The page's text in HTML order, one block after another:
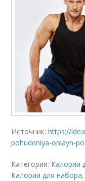
Источник:https://
pohudeniya-onlayn-
Категории: Калории
Калории для набора